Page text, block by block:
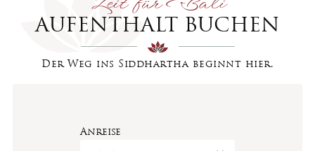
AUFENTHALT BUCHEN
Der Weg ins Siddhartha beginnt hier.
Anreise